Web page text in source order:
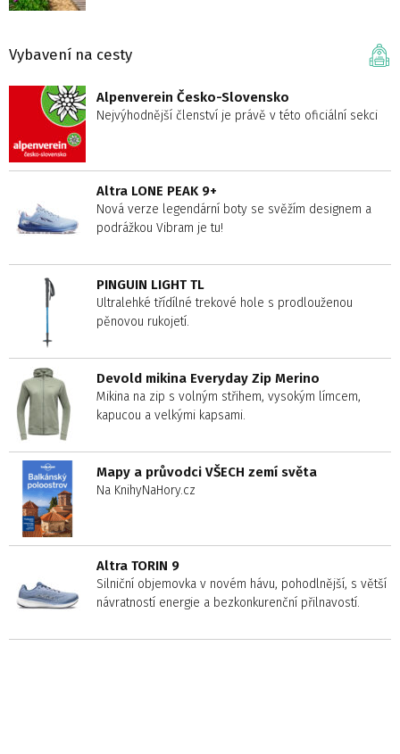
Vybavení na cesty
Alpenverein Česko-Slovensko
Nejvýhodnější členství je právě v této oficiální sekci
Altra LONE PEAK 9+
Nová verze legendární boty se svěžím designem a
podrážkou Vibram je tu!
PINGUIN LIGHT TL
Ultralehké třídílné trekové hole s prodlouženou
pěnovou rukojetí.
Devold mikina Everyday Zip Merino
Mikina na zip s volným střihem, vysokým límcem,
kapucou a velkými kapsami.
Mapy a průvodci VŠECH zemí světa
Na KnihyNaHory.cz
Altra TORIN 9
Silniční objemovka v novém hávu, pohodlnější, s větší
návratností energie a bezkonkurenční přilnavostí.